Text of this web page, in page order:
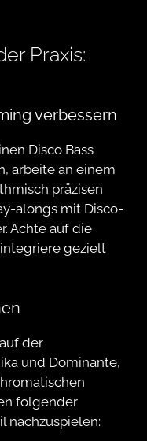
Praxis:
verbessern
Disco Bass
arbeite an einem
präzisen
alongs mit Disco-
Achte auf die
gezielt
der
und Dominante,
folgender
nachzuspielen: